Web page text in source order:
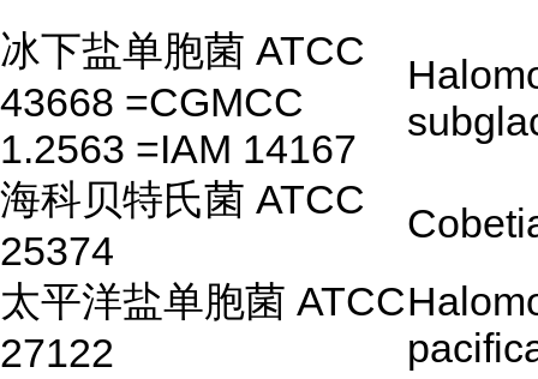
冰下盐单胞菌 ATCC
43668 =CGMCC
1.2563 =IAM 14167
海科贝特氏菌 ATCC
25374
太平洋盐单胞菌 ATCC
27122